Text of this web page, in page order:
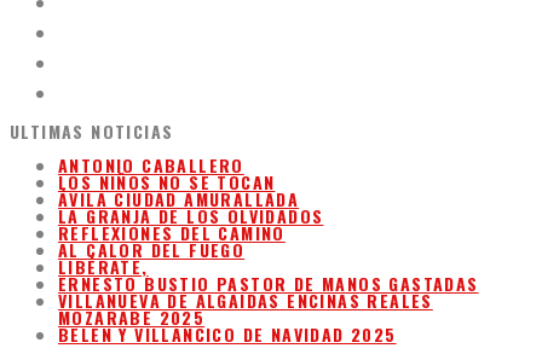
ULTIMAS NOTICIAS
ANTONIO CABALLERO
LOS NIÑOS NO SE TOCAN
ÁVILA CIUDAD AMURALLADA
LA GRANJA DE LOS OLVIDADOS
REFLEXIONES DEL CAMINO
AL CALOR DEL FUEGO
LIBÉRATE,
ERNESTO BUSTIO PASTOR DE MANOS GASTADAS
VILLANUEVA DE ALGAIDAS ENCINAS REALES
MOZARABE 2025
BELEN Y VILLANCICO DE NAVIDAD 2025